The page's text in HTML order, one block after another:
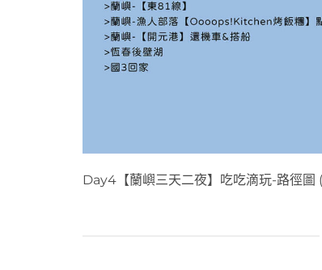
Day4【蘭嶼三天二夜】吃吃滴玩-路徑